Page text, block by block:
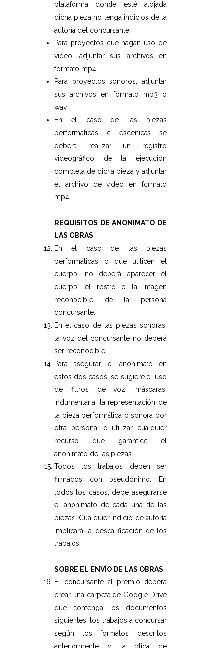
plataforma donde esté alojada
dicha pieza no tenga indicios de la
autoría del concursante.
Para proyectos que hagan uso de
video, adjuntar sus archivos en
formato mp4.
Para proyectos sonoros, adjuntar
sus archivos en formato mp3 o
wav.
En el caso de las piezas
performáticas o escénicas se
deberá realizar un registro
videográfico de la ejecución
completa de dicha pieza y adjuntar
el archivo de video en formato
mp4.
REQUISITOS DE ANONIMATO DE
LAS OBRAS
En el caso de las piezas
performáticas o que utilicen el
cuerpo: no deberá aparecer el
cuerpo, el rostro o la imagen
reconocible de la persona
concursante.
En el caso de las piezas sonoras:
la voz del concursante no deberá
ser reconocible.
Para asegurar el anonimato en
estos dos casos, se sugiere el uso
de filtros de voz, máscaras,
indumentaria, la representación de
la pieza performática o sonora por
otra persona, o utilizar cualquier
recurso que garantice el
anonimato de las piezas.
Todos los trabajos deben ser
firmados con pseudónimo. En
todos los casos, debe asegurarse
el anonimato de cada una de las
piezas. Cualquier indicio de autoría
implicará la descalificación de los
trabajos.
SOBRE EL ENVÍO DE LAS OBRAS
El concursante al premio deberá
crear una carpeta de Google Drive
que contenga los documentos
siguientes: los trabajos a concursar
según los formatos descritos
anteriormente y la plica de